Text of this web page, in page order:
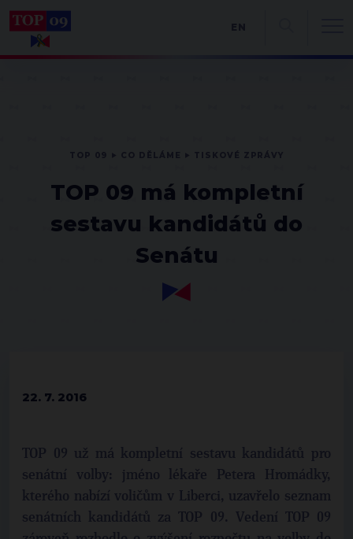
TOP 09 má kompletní
sestavu kandidátů do
Senátu
22. 7. 2016
TOP 09 už má kompletní sestavu kandidátů pro
senátní volby: jméno lékaře Petera Hromádky,
kterého nabízí voličům v Liberci, uzavřelo seznam
senátních kandidátů za TOP 09. Vedení TOP 09